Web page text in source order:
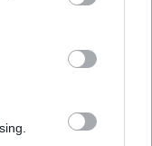
i